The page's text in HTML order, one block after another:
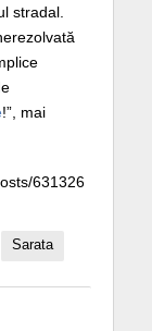
stradal.
!”, mai
631326
Sarata